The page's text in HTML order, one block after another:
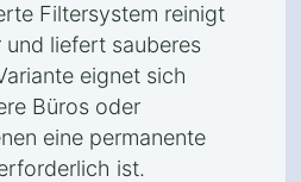
Filtersystem reinigt
liefert sauberes
eignet sich
Büros oder
eine permanente
ist.